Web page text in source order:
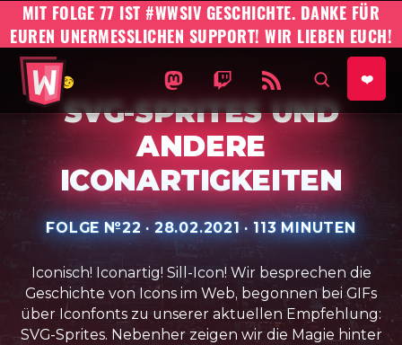
MIT FOLGE 77 IST #WWSIV GESCHICHTE. DANKE FÜR
EUREN UNERMESSLICHEN SUPPORT! WIR LIEBEN EUCH!
#WWSIV Homepage
WO WIR SIND IST VORNE AUF
WO WIR SIND IST VORNE
WO WIR SIND IST
AUF❤️
SVG-SPRITES UND
ANDERE
ICONARTIGKEITEN
FOLGE №22 · VERÖFFENTLICHT AM:
28.02.2021 ·SPIELZEIT:
113 MINUTEN
Iconisch! Iconartig! Sill-Icon! Wir besprechen die
Geschichte von Icons im Web, begonnen bei GIFs
über Iconfonts zu unserer aktuellen Empfehlung:
SVG-Sprites. Nebenher zeigen wir die Magie hinter